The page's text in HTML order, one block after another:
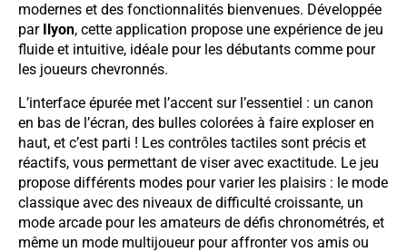
modernes et des fonctionnalités bienvenues. Développée
par
Ilyon, cette application propose une expérience de jeu
fluide et intuitive, idéale pour les débutants comme pour
les joueurs chevronnés.
L’interface épurée met l’accent sur l’essentiel : un canon
en bas de l’écran, des bulles colorées à faire exploser en
haut, et c’est parti ! Les contrôles tactiles sont précis et
réactifs, vous permettant de viser avec exactitude. Le jeu
propose différents modes pour varier les plaisirs : le mode
classique avec des niveaux de difficulté croissante, un
mode arcade pour les amateurs de défis chronométrés, et
même un mode multijoueur pour affronter vos amis ou